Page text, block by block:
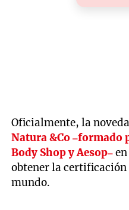
Oficialmente, la
Natura &Co –formado
Body Shop y Aesop–
obtener la certificación
mundo.